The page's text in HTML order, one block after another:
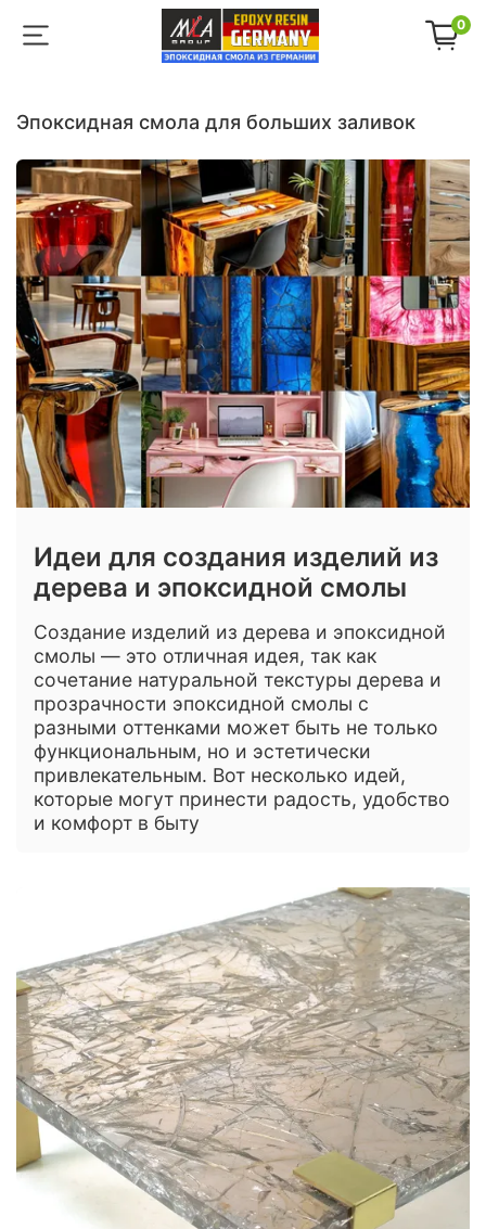
0
эпоксидная смола для больших заливок
Идеи для создания изделий из
дерева и эпоксидной смолы
Создание изделий из дерева и эпоксидной
смолы — это отличная идея, так как
сочетание натуральной текстуры дерева и
прозрачности эпоксидной смолы с
разными оттенками может быть не только
функциональным, но и эстетически
привлекательным. Вот несколько идей,
которые могут принести радость, удобство
и комфорт в быту